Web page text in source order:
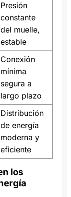
Presión
constante
del muelle,
estable
Conexión
mínima
segura a
largo plazo
Distribución
de energía
moderna y
eficiente
los